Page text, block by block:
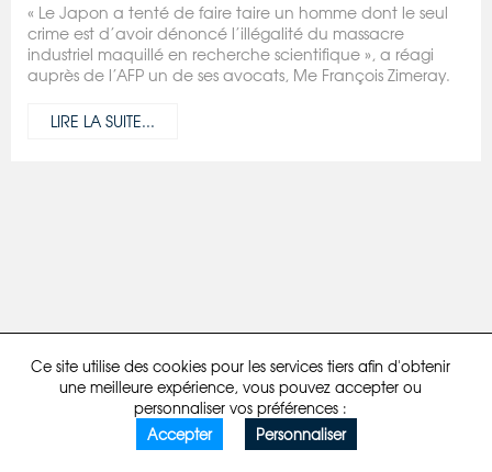
Ce site utilise des cookies pour les services tiers afin d'obtenir
une meilleure expérience, vous pouvez accepter ou
personnaliser vos préférences :
Accepter
Personnaliser
« Le Japon a tenté de faire taire un homme dont le seul
crime est d’avoir dénoncé l’illégalité du massacre
industriel maquillé en recherche scientifique », a réagi
auprès de l’AFP un de ses avocats, Me François Zimeray.
LIRE LA SUITE...
Mentions légales Politique de confidentialité Developpé par comstep